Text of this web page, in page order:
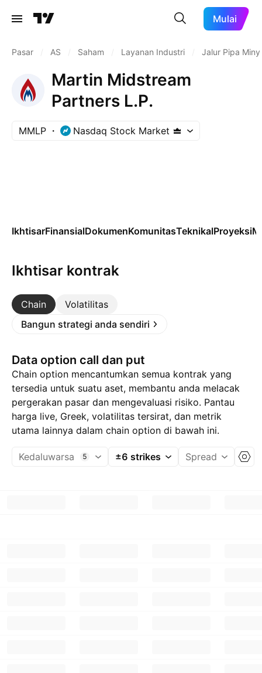
Mulai
Pasar AS Saham Layanan Industri Jalur Pipa
Martin Midstream
Partners L.P.
MMLP Nasdaq Stock Market
IkhtisarFinansialDokumenKomunitasTeknikalProyeksi
Ikhtisar kontrak
Chain
Volatilitas
Bangun strategi anda sendiri
Data option call dan put
Chain option mencantumkan semua kontrak yang
tersedia untuk suatu aset, membantu anda melacak
pergerakan pasar dan mengevaluasi risiko. Pantau
harga live, Greek, volatilitas tersirat, dan metrik
utama lainnya dalam chain option di bawah ini.
Kedaluwarsa 5 ±6 strikes Spread